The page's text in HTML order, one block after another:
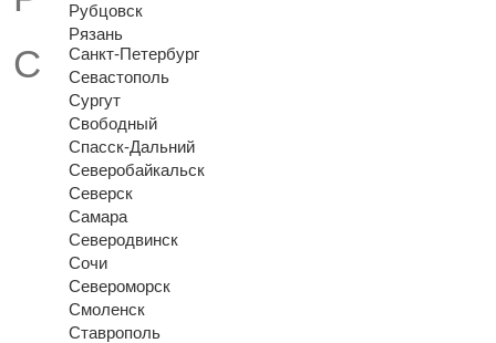
Рубцовск
Рязань
Санкт-Петербург
Севастополь
Сургут
Свободный
Спасск-Дальний
Северобайкальск
Северск
Самара
Северодвинск
Сочи
Североморск
Смоленск
Ставрополь